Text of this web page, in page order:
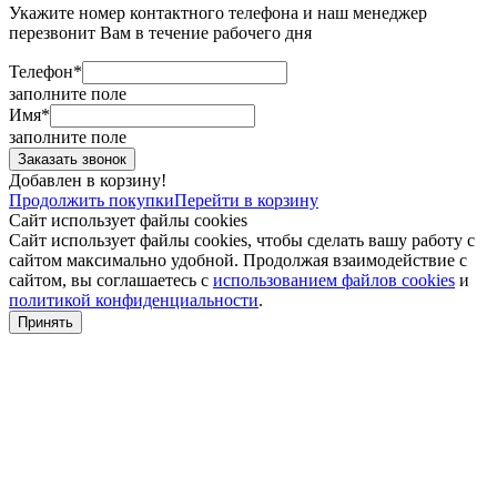
Укажите номер контактного телефона и наш менеджер
перезвонит Вам в течение рабочего дня
Телефон*
заполните поле
Имя*
заполните поле
Добавлен в корзину!
Продолжить покупкиПерейти в корзину
Сайт использует файлы cookies
Сайт использует файлы cookies, чтобы сделать вашу работу с
сайтом максимально удобной. Продолжая взаимодействие с
сайтом, вы соглашаетесь с использованием файлов cookies и
политикой конфиденциальности.
Принять